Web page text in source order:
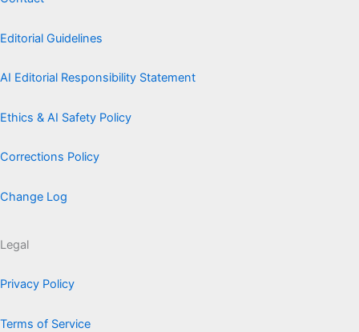
Editorial Guidelines
AI Editorial Responsibility Statement
Ethics & AI Safety Policy
Corrections Policy
Change Log
Legal
Privacy Policy
Terms of Service